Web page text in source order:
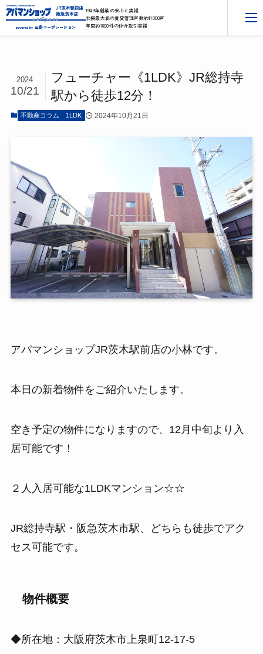
powered by 三島コーポレーション
1949年創業の安心と実績
北摂最大級の賃貸管理戸数約11000戸
年間約1800件の仲介取引実績
フューチャー《1LDK》JR総持寺
駅から徒歩12分！
2024
10/21
不動産コラム 1LDK 2024年10月21日
アパマンショップJR茨木駅前店の小林です。
本日の新着物件をご紹介いたします。
空き予定の物件になりますので、12月中旬より入
居可能です！
２人入居可能な1LDKマンション☆☆
JR総持寺駅・阪急茨木市駅、どちらも徒歩でアク
セス可能です。
物件概要
◆所在地：大阪府茨木市上泉町12-17-5